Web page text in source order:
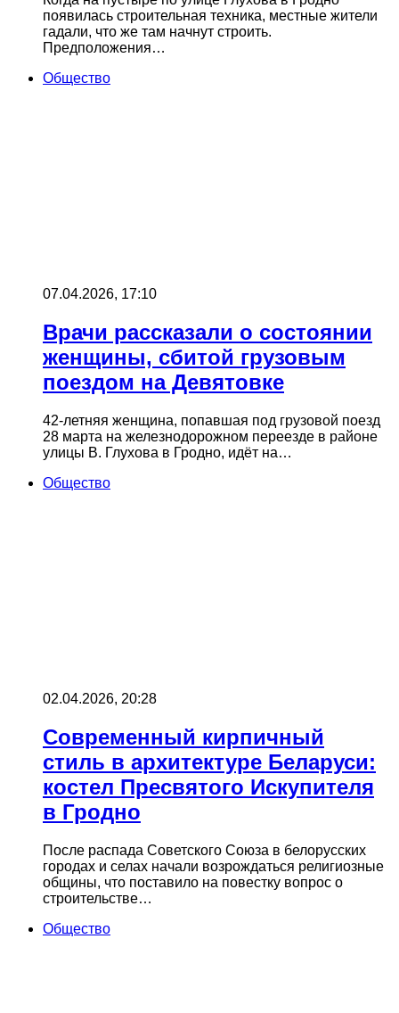
появилась строительная техника, местные жители
гадали, что же там начнут строить.
Предположения…
Общество
07.04.2026, 17:10
Врачи рассказали о состоянии
женщины, сбитой грузовым
поездом на Девятовке
42-летняя женщина, попавшая под грузовой поезд
28 марта на железнодорожном переезде в районе
улицы В. Глухова в Гродно, идёт на…
Общество
02.04.2026, 20:28
Современный кирпичный
стиль в архитектуре Беларуси:
костел Пресвятого Искупителя
в Гродно
После распада Советского Союза в белорусских
городах и селах начали возрождаться религиозные
общины, что поставило на повестку вопрос о
строительстве…
Общество